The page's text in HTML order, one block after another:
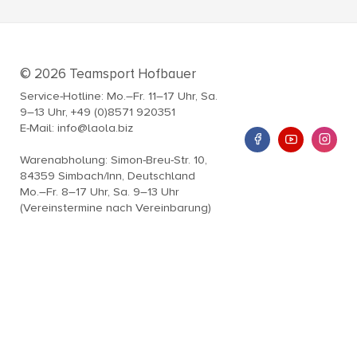
© 2026 Teamsport Hofbauer
Service-Hotline: Mo.–Fr. 11–17 Uhr, Sa.
9–13 Uhr, +49 (0)8571 920351
E-Mail: info@laola.biz
Warenabholung: Simon-Breu-Str. 10,
84359 Simbach/Inn, Deutschland
Mo.–Fr. 8–17 Uhr, Sa. 9–13 Uhr
(Vereinstermine nach Vereinbarung)